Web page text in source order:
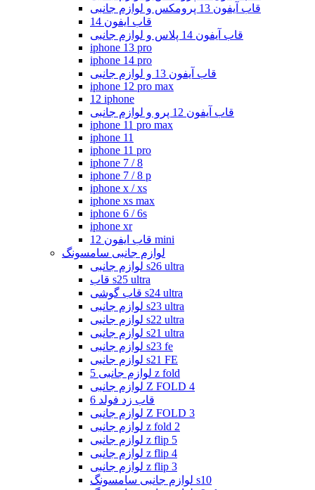
قاب آیفون 13 پرومکس و لوازم جانبی
قاب ایفون 14
قاب آیفون 14 پلاس و لوازم جانبی
iphone 13 pro
iphone 14 pro
قاب آیفون 13 و لوازم جانبی
iphone 12 pro max
12 iphone
قاب آیفون 12 پرو و لوازم جانبی
iphone 11 pro max
iphone 11
iphone 11 pro
iphone 7 / 8
iphone 7 / 8 p
iphone x / xs
iphone xs max
iphone 6 / 6s
iphone xr
قاب ایفون 12 mini
لوازم جانبی سامسونگ
لوازم جانبی s26 ultra
قاب s25 ultra
قاب گوشی s24 ultra
لوازم جانبی s23 ultra
لوازم جانبی s22 ultra
لوازم جانبی s21 ultra
لوازم جانبی s23 fe
لوازم جانبی s21 FE
لوازم جانبی 5 z fold
لوازم جانبی Z FOLD 4
قاب زد فولد 6
لوازم جانبی Z FOLD 3
لوازم جانبی z fold 2
لوازم جانبی z flip 5
لوازم جانبی z flip 4
لوازم جانبی z flip 3
لوازم جانبی سامسونگ s10